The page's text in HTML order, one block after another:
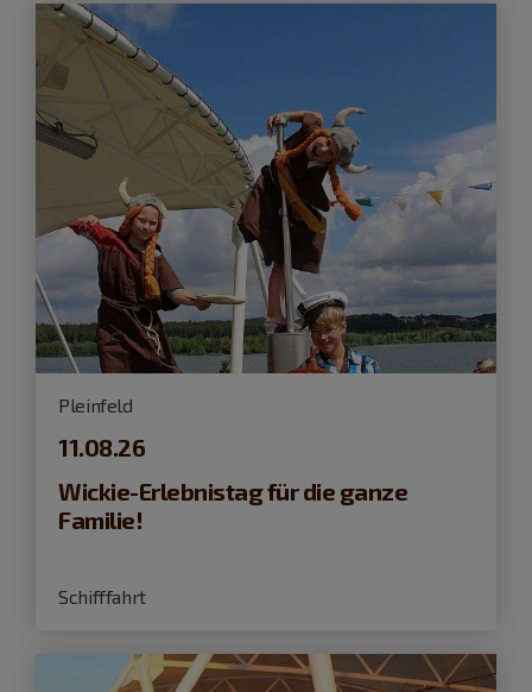
Pleinfeld
11.08.26
Wickie-Erlebnistag für die ganze
Familie!
Schifffahrt